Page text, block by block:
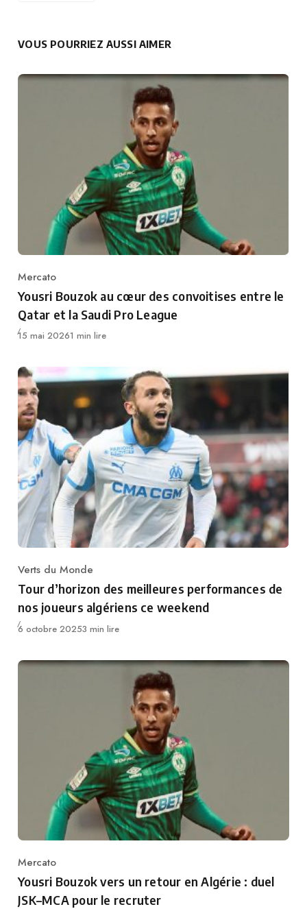
VOUS POURRIEZ AUSSI AIMER
Category
Mercato
Yousri Bouzok au cœur des convoitises entre le
Qatar et la Saudi Pro League
Publié
15 mai 20261 min lire
Category
Verts du Monde
Tour d’horizon des meilleures performances de
nos joueurs algériens ce weekend
Publié
6 octobre 20253 min lire
Category
Mercato
Yousri Bouzok vers un retour en Algérie : duel
JSK–MCA pour le recruter